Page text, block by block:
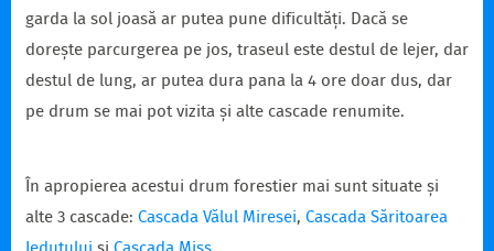
garda la sol joasă ar putea pune dificultăți. Dacă se
dorește parcurgerea pe jos, traseul este destul de lejer, dar
destul de lung, ar putea dura pana la 4 ore doar dus, dar
pe drum se mai pot vizita și alte cascade renumite.
În apropierea acestui drum forestier mai sunt situate și
alte 3 cascade: Cascada Vălul Miresei, Cascada Săritoarea